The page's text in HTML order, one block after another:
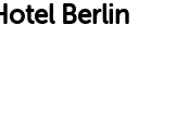
Berlin